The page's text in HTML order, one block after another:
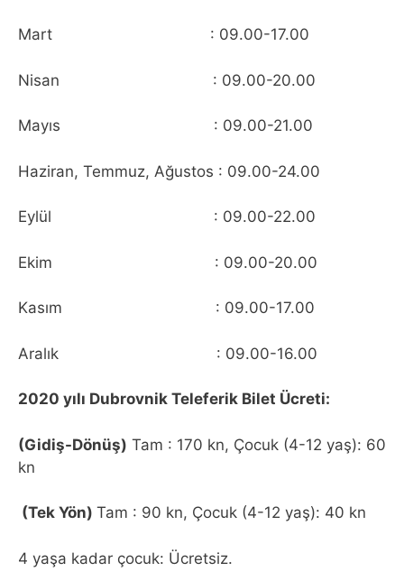
Mart : 09.00-17.00
Nisan : 09.00-20.00
Mayıs : 09.00-21.00
Haziran, Temmuz, Ağustos : 09.00-24.00
Eylül : 09.00-22.00
Ekim : 09.00-20.00
Kasım : 09.00-17.00
Aralık : 09.00-16.00
2020 yılı Dubrovnik Teleferik Bilet Ücreti:
(Gidiş-Dönüş) Tam : 170 kn, Çocuk (4-12 yaş): 60
kn
(Tek Yön) Tam : 90 kn, Çocuk (4-12 yaş): 40 kn
4 yaşa kadar çocuk: Ücretsiz.